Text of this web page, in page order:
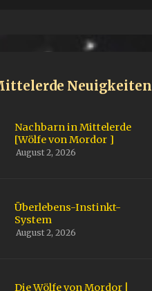
Neuigkeiten
Nachbarn in Mittelerde
[Wölfe von Mordor ]
August 2, 2026
Überlebens-Instinkt-
System
August 2, 2026
Die Wölfe von Mordor |